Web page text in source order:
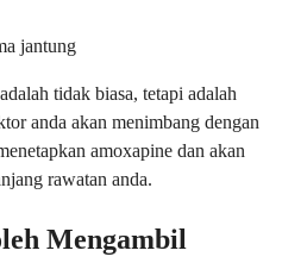
jantung
tidak biasa, tetapi adalah
anda akan menimbang dengan
amoxapine dan akan
rawatan anda.
Mengambil